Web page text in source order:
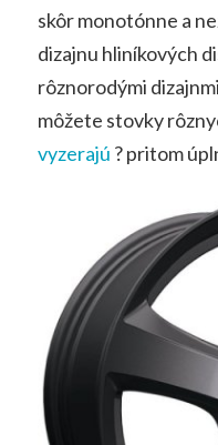
skôr monotónne a
dizajnu hliníkových
rôznorodými
môžete stovky
vyzerajú ? pritom